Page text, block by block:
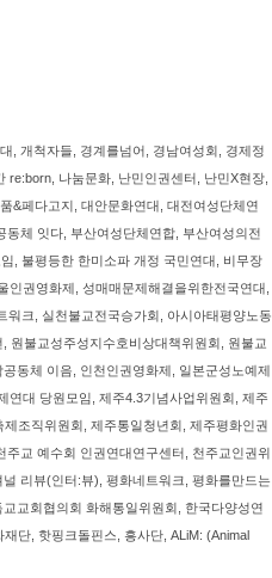
, 개척자들, 경계를넘어, 경남여성회, 경제정
re:born, 나눔문화, 난민인권센터, 난민X현장,
&페다고지, 대안문화연대, 대전여성단체연
체 잇다, 부산여성단체연합, 부산여성의전
, 불평등한 한미소파 개정 국민연대, 비무장
인권영화제, 성매매문제해결을위한전국연대,
크, 실천불교전국승가회, 아시아태평양노동
원불교성주성지수호비상대책위원회, 원불교
동체 이음, 인천인권영화제, 일본군성노예제
연대 당원모임, 제주4.3기념사업위원회, 제주
조직위원회, 제주통일청년회, 제주평화인권
교 예수회 인권연대연구센터, 천주교인권위
리뷰(인터:뷰), 평화네트워크, 평화를만드는
교회협의회 화해통일위원회, 한국다양성연
단, 핫핑크돌핀스, 흥사단, ALiM: (Animal